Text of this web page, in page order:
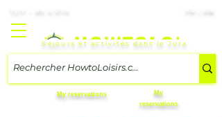
FR | EN
Séjours et activités dans le Jura
My
reservations
My reservations